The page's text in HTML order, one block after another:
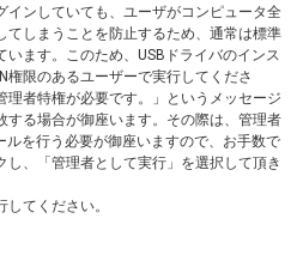
インしていても、ユーザがコンピュータ全
てしまうことを防止するため、通常は標準
います。このため、USBドライバのインス
権限のあるユーザーで実行してくださ
理者特権が必要です。」というメッセージ
する場合が御座います。その際は、管理者
ルを行う必要が御座いますので、お手数で
、「管理者として実行」を選択して頂き
てください。